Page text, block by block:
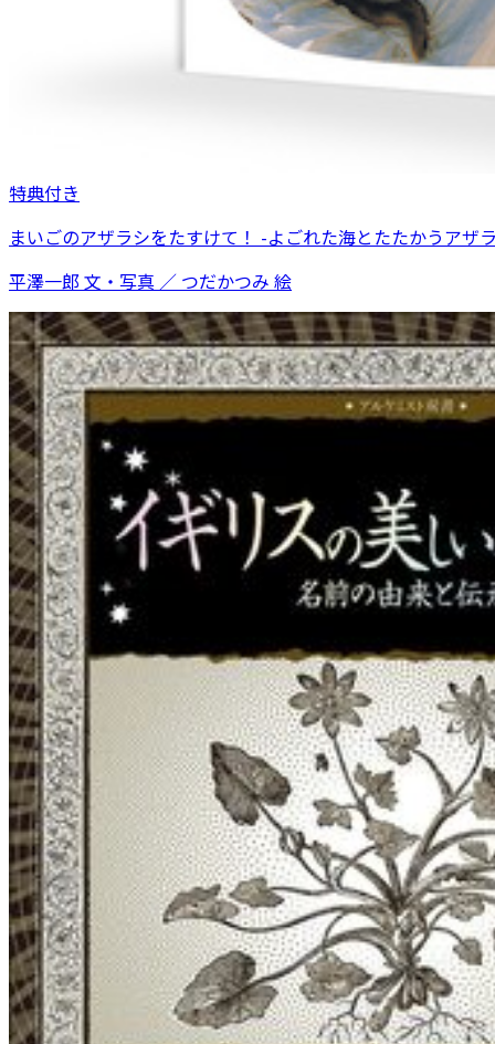
特典付き
まいごのアザラシをたすけて！ -よごれた海とたたかうアザ
平澤一郎 文・写真 ／ つだかつみ 絵